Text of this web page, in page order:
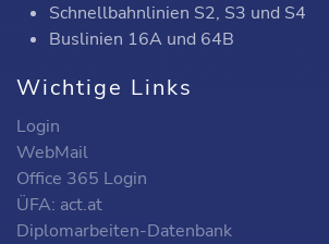
Schnellbahnlinien S2, S3 und S4
Buslinien 16A und 64B
Wichtige Links
Login
WebMail
Office 365 Login
ÜFA: act.at
Diplomarbeiten-Datenbank